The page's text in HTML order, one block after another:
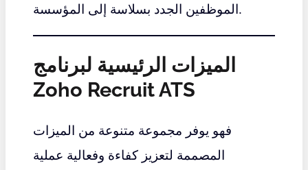
الموظفين الجدد بسلاسة إلى المؤسسة.
الميزات الرئيسية لبرنامج
Zoho Recruit ATS
فهو يوفر مجموعة متنوعة من الميزات
المصممة لتعزيز كفاءة وفعالية عملية